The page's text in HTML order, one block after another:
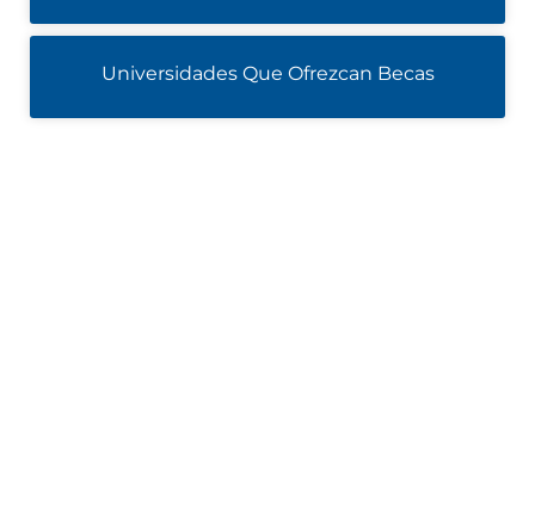
Universidades Que Ofrezcan Becas